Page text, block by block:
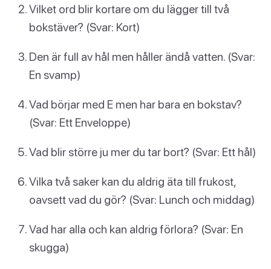
Vilket ord blir kortare om du lägger till två
bokstäver? (Svar: Kort)
Den är full av hål men håller ändå vatten. (Svar:
En svamp)
Vad börjar med E men har bara en bokstav?
(Svar: Ett Enveloppe)
Vad blir större ju mer du tar bort? (Svar: Ett hål)
Vilka två saker kan du aldrig äta till frukost,
oavsett vad du gör? (Svar: Lunch och middag)
Vad har alla och kan aldrig förlora? (Svar: En
skugga)